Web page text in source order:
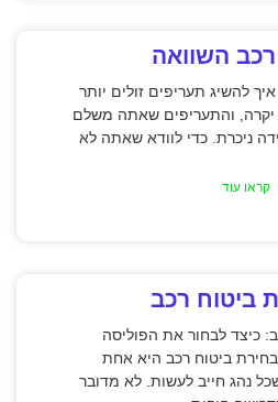
רכב השוואה
להשיג תעריפים זולים יותר
יקרה, והתעריפים שאתה משלם
ניכרת. כדי לוודא שאתה לא
קראו עוד
ביטוח רכב
כיצד לבחור את הפוליסה
ביטוח רכב היא אחת
נהג חייב לעשות. לא מדובר